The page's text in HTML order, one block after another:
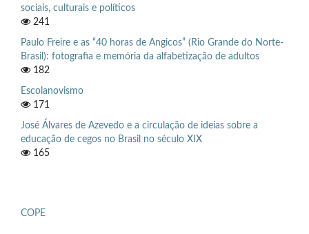
sociais, culturais e políticos
241
Paulo Freire e as “40 horas de Angicos” (Rio Grande do Norte-
Brasil): fotografia e memória da alfabetização de adultos
182
Escolanovismo
171
José Álvares de Azevedo e a circulação de ideias sobre a
educação de cegos no Brasil no século XIX
165
COPE